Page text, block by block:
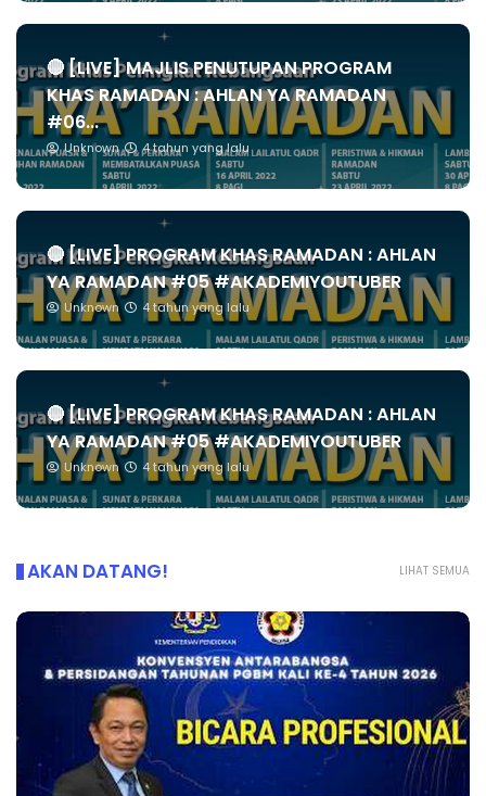
🔴 [LIVE] MAJLIS PENUTUPAN PROGRAM
KHAS RAMADAN : AHLAN YA RAMADAN
#06...
Unknown 4 tahun yang lalu
🔴 [LIVE] PROGRAM KHAS RAMADAN : AHLAN
YA RAMADAN #05 #AKADEMIYOUTUBER
Unknown 4 tahun yang lalu
🔴 [LIVE] PROGRAM KHAS RAMADAN : AHLAN
YA RAMADAN #05 #AKADEMIYOUTUBER
Unknown 4 tahun yang lalu
LIHAT SEMUA
AKAN DATANG!